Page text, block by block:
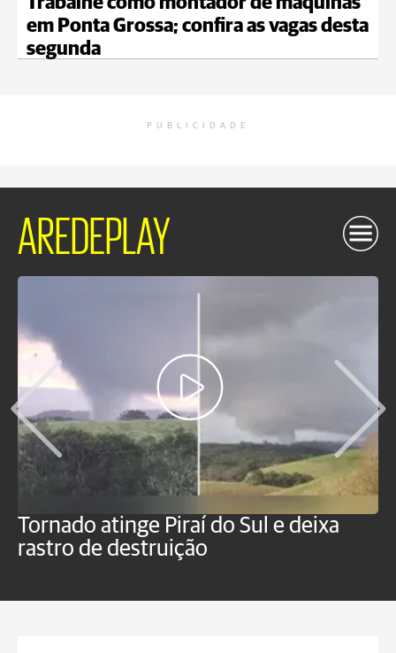
em Ponta Grossa; confira as vagas desta
segunda
PUBLICIDADE
AREDEPLAY
Tornado atinge Piraí do Sul e deixa
rastro de destruição